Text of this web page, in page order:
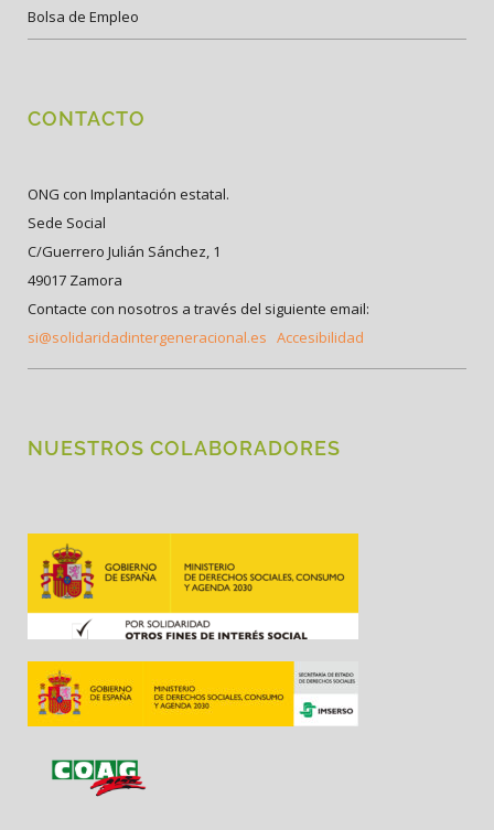
Bolsa de Empleo
CONTACTO
ONG con Implantación estatal.
Sede Social
C/Guerrero Julián Sánchez, 1
49017 Zamora
Contacte con nosotros a través del siguiente email:
si@solidaridadintergeneracional.es Accesibilidad
NUESTROS COLABORADORES